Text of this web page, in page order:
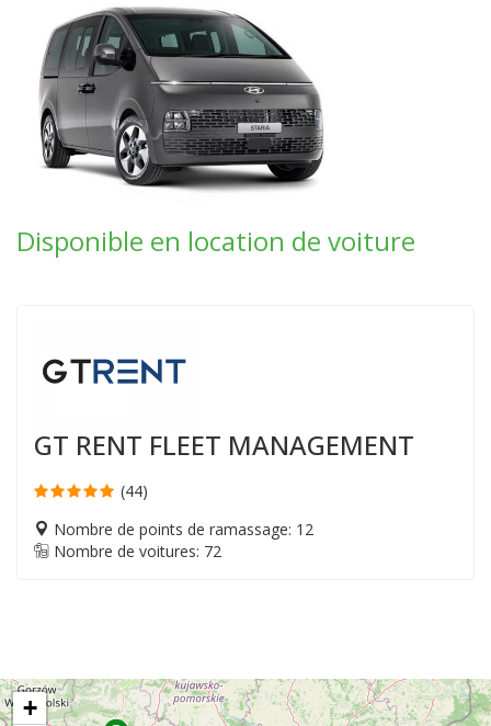
Disponible en location de voiture
GT RENT FLEET MANAGEMENT
(44)
Nombre de points de ramassage: 12
Nombre de voitures: 72
+